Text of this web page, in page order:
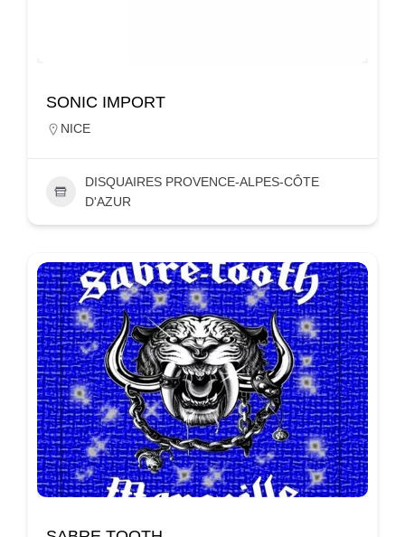
SONIC IMPORT
NICE
DISQUAIRES PROVENCE-ALPES-CÔTE
D'AZUR